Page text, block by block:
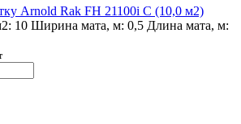
Arnold Rak FH 21100i С (10,0 м2)
10 Ширина мата, м: 0,5 Длина мата, м: